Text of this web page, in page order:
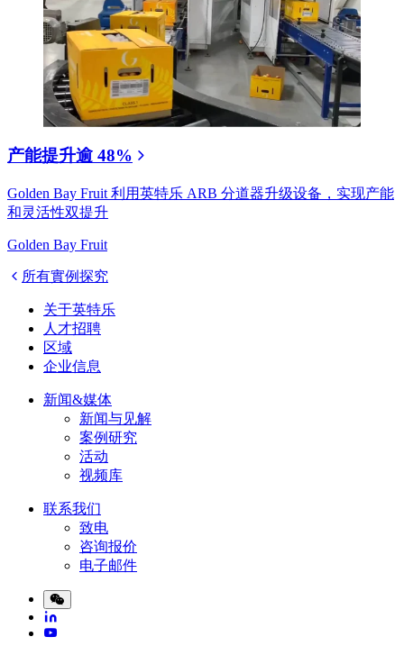
产能提升逾 48%
Golden Bay Fruit 利用英特乐 ARB 分道器升级设备，实现产能
和灵活性双提升
Golden Bay Fruit
所有實例探究
关于英特乐
人才招聘
区域
企业信息
新闻&媒体
新闻与见解
案例研究
活动
视频库
联系我们
致电
咨询报价
电子邮件